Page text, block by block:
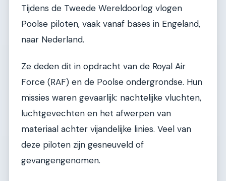
Tijdens de Tweede Wereldoorlog vlogen
Poolse piloten, vaak vanaf bases in Engeland,
naar Nederland.
Ze deden dit in opdracht van de Royal Air
Force (RAF) en de Poolse ondergrondse. Hun
missies waren gevaarlijk: nachtelijke vluchten,
luchtgevechten en het afwerpen van
materiaal achter vijandelijke linies. Veel van
deze piloten zijn gesneuveld of
gevangengenomen.